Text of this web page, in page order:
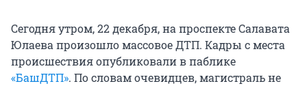
Сегодня утром, 22 декабря, на проспекте Салавата
Юлаева произошло массовое ДТП. Кадры с места
происшествия опубликовали в паблике
«БашДТП». По словам очевидцев, магистраль не